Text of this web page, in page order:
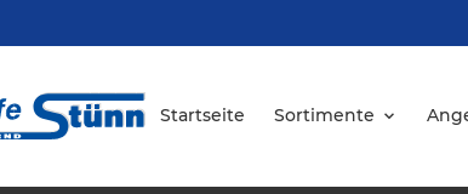
Startseite Sortimente